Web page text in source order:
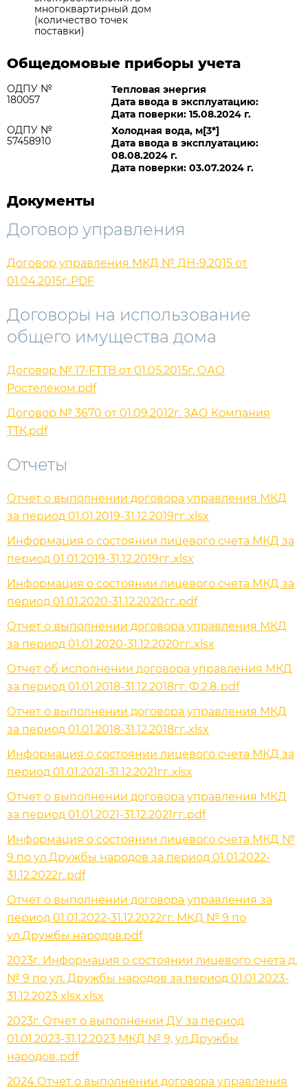
многоквартирный дом
(количество точек
поставки)
Общедомовые приборы учета
ОДПУ №
180057
Тепловая энергия
Дата ввода в эксплуатацию:
Дата поверки: 15.08.2024 г.
ОДПУ №
57458910
Холодная вода, м[3*]
Дата ввода в эксплуатацию:
08.08.2024 г.
Дата поверки: 03.07.2024 г.
Документы
Договор управления
Договор управления МКД № ДН-9.2015 от
01.04.2015г..PDF
Договоры на использование
общего имущества дома
Договор № 17-FTTB от 01.05.2015г. ОАО
Ростелеком.pdf
Договор № 3670 от 01.09.2012г. ЗАО Компания
ТТК.pdf
Отчеты
Отчет о выполнении договора управления МКД
за период 01.01.2019-31.12.2019гг..xlsx
Информация о состоянии лицевого счета МКД за
период 01.01.2019-31.12.2019гг..xlsx
Информация о состоянии лицевого счета МКД за
период 01.01.2020-31.12.2020гг..pdf
Отчет о выполнении договора управления МКД
за период 01.01.2020-31.12.2020гг..xlsx
Отчет об исполнении договора управления МКД
за период 01.01.2018-31.12.2018гг. Ф.2.8..pdf
Отчет о выполнении договора управления МКД
за период 01.01.2018-31.12.2018гг..xlsx
Информация о состоянии лицевого счета МКД за
период 01.01.2021-31.12.2021гг..xlsx
Отчет о выполнении договора управления МКД
за период 01.01.2021-31.12.2021гг..pdf
Информация о состоянии лицевого счета МКД №
9 по ул.Дружбы народов за период 01.01.2022-
31.12.2022г..pdf
Отчет о выполнении договора управления за
период 01.01.2022-31.12.2022гг. МКД № 9 по
ул.Дружбы народов.pdf
2023г. Информация о состоянии лицевого счета д.
№ 9 по ул. Дружбы народов за период 01.01.2023-
31.12.2023 xlsx.xlsx
2023г. Отчет о выполнении ДУ за период
01.01.2023-31.12.2023 МКД № 9, ул.Дружбы
народов..pdf
2024 Отчет о выполнении договора управления